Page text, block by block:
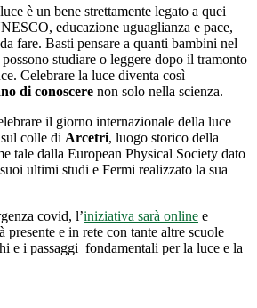
è un bene strettamente legato a quei
educazione uguaglianza e pace,
fare. Basti pensare a quanti bambini nel
studiare o leggere dopo il tramonto
Celebrare la luce diventa così
di conoscere non solo nella scienza.
il giorno internazionale della luce
colle di Arcetri, luogo storico della
tale dalla European Physical Society dato
ultimi studi e Fermi realizzato la sua
covid, l’iniziativa sarà online e
presente e in rete con tante altre scuole
e i passaggi fondamentali per la luce e la